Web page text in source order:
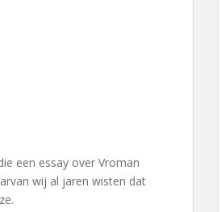
een essay over Vroman
wij al jaren wisten dat